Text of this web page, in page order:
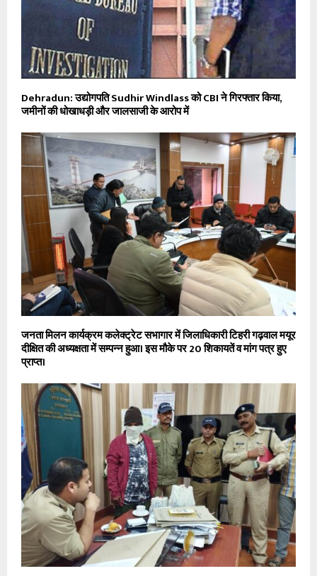
Dehradun: उद्योगपति Sudhir Windlass को CBI ने गिरफ्तार किया,
जमीनों की धोखाधड़ी और जालसाजी के आरोप में
जनता मिलन कार्यक्रम कलेक्ट्रेट सभागार में जिलाधिकारी टिहरी गढ़वाल मयूर
दीक्षित की अध्यक्षता में सम्पन्न हुआ। इस मौके पर 20 शिकायतें व मांग पत्र हुए
प्राप्त।